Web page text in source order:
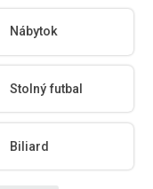
Nábytok
Stolný futbal
Biliard